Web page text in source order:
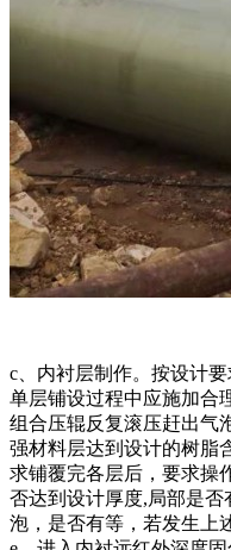
c、内衬层制作。按设计
单层铺设过程中应施加合
组合压辊反复滚压赶出气
强材料层达到设计的树脂
求铺覆完各层后，要求操
否达到设计厚度,局部是
泡，是否有等，若发生上